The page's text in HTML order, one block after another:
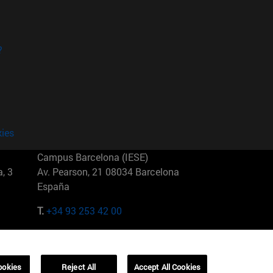
3
Campus Barcelona (IESE)
Av. Pearson, 21 08034 Barcelona
España
T.+34 93 253 42 00
01321001 Bela Vista Brasil
Reject All Accept All Cookies